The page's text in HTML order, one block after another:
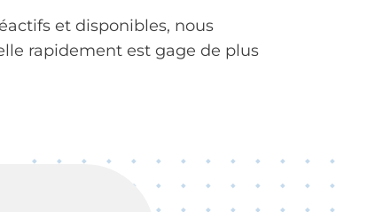
et disponibles, nous
rapidement est gage de plus